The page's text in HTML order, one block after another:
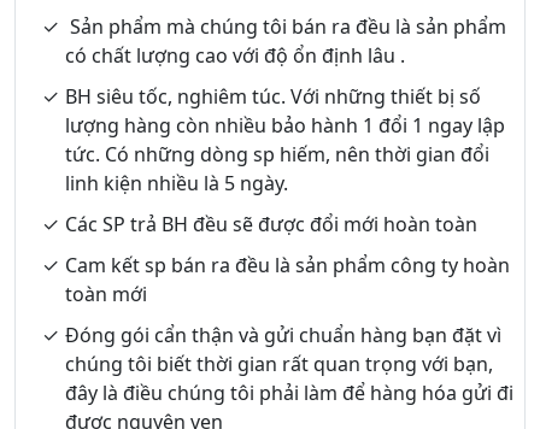
Sản phẩm mà chúng tôi bán ra đều là sản phẩm
có chất lượng cao với độ ổn định lâu .
BH siêu tốc, nghiêm túc. Với những thiết bị số
lượng hàng còn nhiều bảo hành 1 đổi 1 ngay lập
tức. Có những dòng sp hiếm, nên thời gian đổi
linh kiện nhiều là 5 ngày.
Các SP trả BH đều sẽ được đổi mới hoàn toàn
Cam kết sp bán ra đều là sản phẩm công ty hoàn
toàn mới
Đóng gói cẩn thận và gửi chuẩn hàng bạn đặt vì
chúng tôi biết thời gian rất quan trọng với bạn,
đây là điều chúng tôi phải làm để hàng hóa gửi đi
được nguyên vẹn